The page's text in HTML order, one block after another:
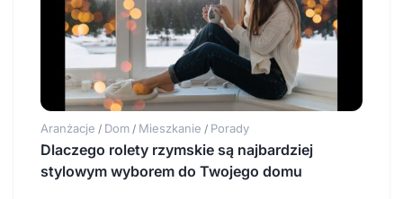
Aranżacje / Dom / Mieszkanie / Porady
Dlaczego rolety rzymskie są najbardziej
stylowym wyborem do Twojego domu